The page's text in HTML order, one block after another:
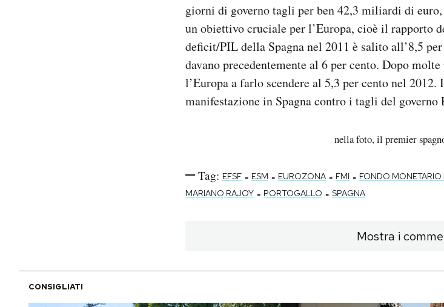
giorni di governo tagli per ben 42,3 miliardi di
un obiettivo cruciale per l’Europa, cioè il rapporto
deficit/PIL della Spagna nel 2011 è salito all’8,5
davano precedentemente al 6 per cento. Dopo
l’Europa a farlo scendere al 5,3 per cento nel 2012.
manifestazione in Spagna contro i tagli del governo
nella foto, il premier
Tag: EFSF - ESM - EUROZONA - FMI - FONDO
MARIANO RAJOY - PORTOGALLO - SPAGNA
Mostra i
CONSIGLIATI